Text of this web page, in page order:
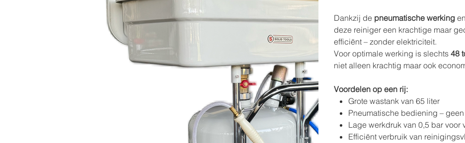
Dankzij de pneumatische werking
deze reiniger een krachtige maar
efficiënt – zonder elektriciteit.
Voor optimale werking is slechts 48
niet alleen krachtig maar ook
Voordelen op een rij:
Grote wastank van 65 liter
Pneumatische bediening –
Lage werkdruk van 0,5 bar voor
Efficiënt verbruik van